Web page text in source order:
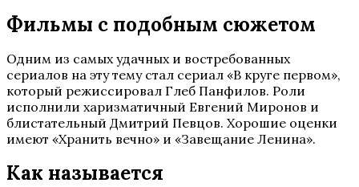
Фильмы с подобным сюжетом
Одним из самых удачных и востребованных
сериалов на эту тему стал сериал «В круге первом»,
который режиссировал Глеб Панфилов. Роли
исполнили харизматичный Евгений Миронов и
блистательный Дмитрий Певцов. Хорошие оценки
имеют «Хранить вечно» и «Завещание Ленина».
Как называется